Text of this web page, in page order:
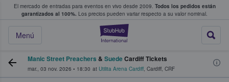
El mercado de entradas para eventos en vivo desde 2009. Todos los pedidos están
garantizados al 100%. Los precios pueden variar respecto a su valor nominal.
StubHub:
Menú
y venta de entradas entre fans
Manic Street Preachers & SuedeCardiff Tickets
mar., 03 nov. 2026 • 18:30 at Utilita Arena Cardiff, Cardiff, CRF